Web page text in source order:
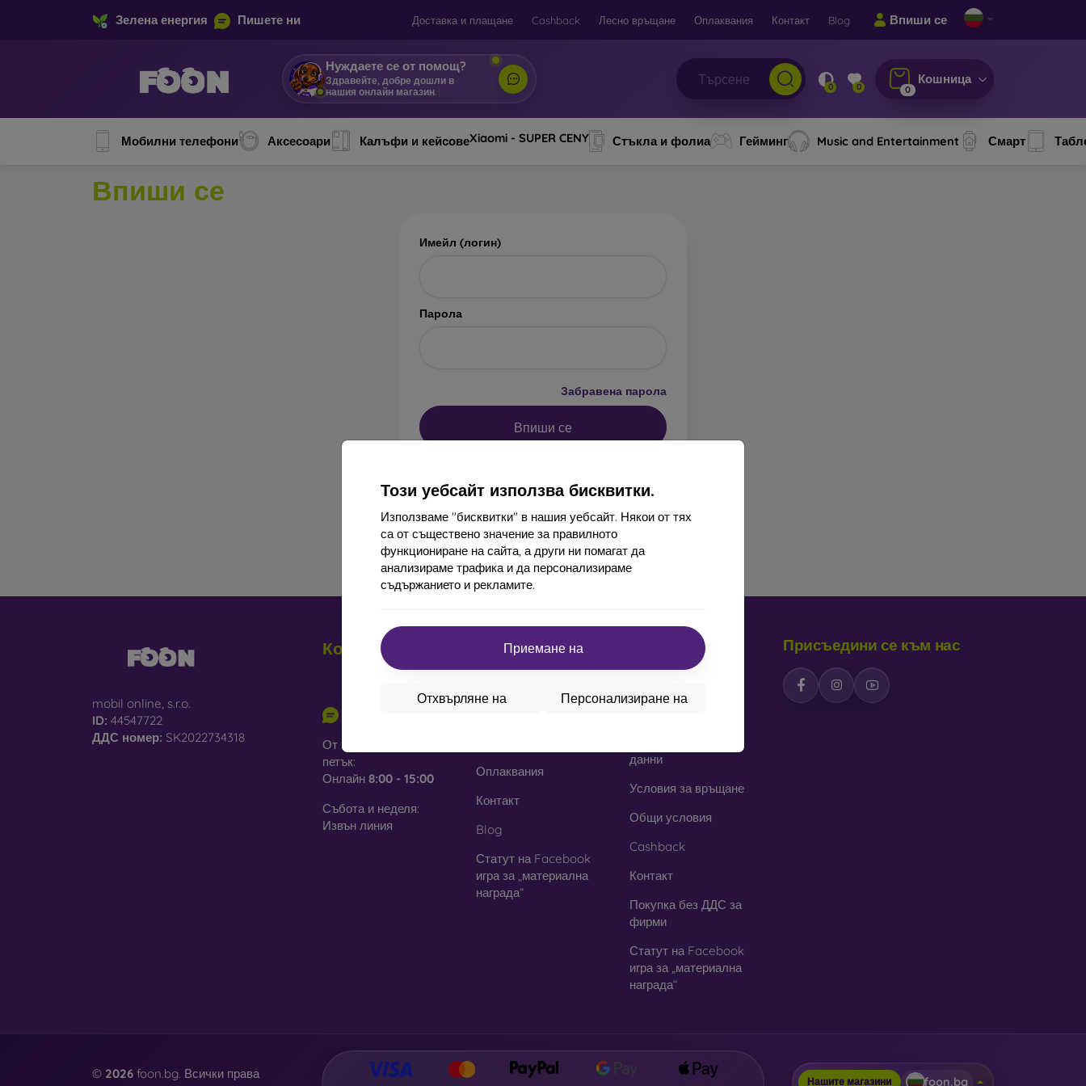
Този уебсайт използва бисквитки.
Използваме "бисквитки" в нашия уебсайт. Някои от тях
са от съществено значение за правилното
функциониране на сайта, а други ни помагат да
анализираме трафика и да персонализираме
съдържанието и рекламите.
Приемане на
Персонализиране на
Отхвърляне на
Зелена енергия Пишете ни Доставка и плащане Cashback Лесно връщане Оплаквания Контакт Blog Впиши се
Нуждаете се от помощ?
Здравейте, добре дошли в
нашия онлайн магазин.
0 0 0
Кошница
Мобилни телефони Аксесоари Калъфи и кейсовеXiaomi - SUPER CENY Стъкла и фолиа Гейминг Music and Entertainment Смарт
Впиши се
Имейл (логин)
Парола
Забравена парола
Регистирайте сеако все още нямате
акаунт.
mobil online, s.r.o.
ID: 44547722
ДДС ​​номер: SK2022734318
Контакт
От понеделник до
петък:
Онлайн 8:00 - 15:00
Събота и неделя:
Извън линия
Пазаруване
Оплаквания
Контакт
Blog
Статут на Facebook
игра за „материална
награда“
Информация
данни
Условия за връщане
Общи условия
Cashback
Контакт
Покупка без ДДС за
фирми
Статут на Facebook
игра за „материална
награда“
Присъедини се към нас
© 2026 foon.bg. Всички права
Нашите магазини foon.bg